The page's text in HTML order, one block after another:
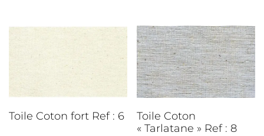
Toile Coton fort Ref : 6
Toile Coton
« Tarlatane » Ref : 8